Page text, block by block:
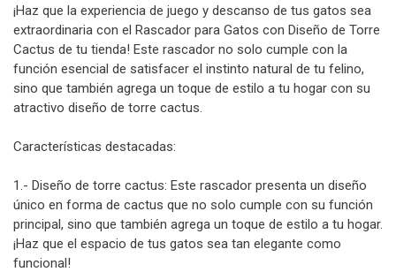
¡Haz que la experiencia de juego y descanso de tus gatos sea
extraordinaria con el Rascador para Gatos con Diseño de Torre
Cactus de tu tienda! Este rascador no solo cumple con la
función esencial de satisfacer el instinto natural de tu felino,
sino que también agrega un toque de estilo a tu hogar con su
atractivo diseño de torre cactus.
Características destacadas:
1.- Diseño de torre cactus: Este rascador presenta un diseño
único en forma de cactus que no solo cumple con su función
principal, sino que también agrega un toque de estilo a tu hogar.
¡Haz que el espacio de tus gatos sea tan elegante como
funcional!